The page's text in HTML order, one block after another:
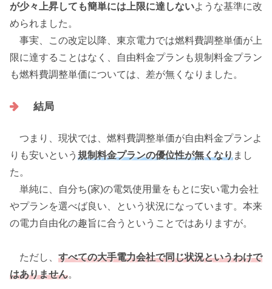
が少々上昇しても簡単には上限に達しないような基準に改
められました。
事実、この改定以降、東京電力では燃料費調整単価が上
限に達することはなく、自由料金プランも規制料金プラン
も燃料費調整単価については、差が無くなりました。
結局
つまり、現状では、燃料費調整単価が自由料金プランよ
りも安いという 規制料金プランの優位性が無くなりまし
た。
単純に、自分ち(家)の電気使用量をもとに安い電力会社
やプランを選べば良い、という状況になっています。本来
の電力自由化の趣旨に合うということではありますが。
ただし、 すべての大手電力会社で同じ状況というわけで
はありません。